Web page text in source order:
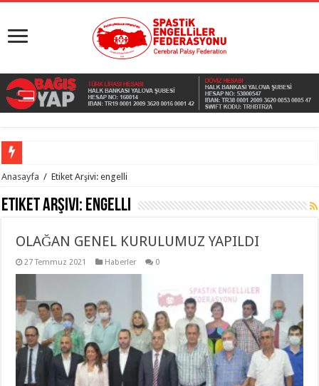
Anasayfa / Etiket Arşivi: engelli
Etiket Arşivi: engelli
OLAĞAN GENEL KURULUMUZ YAPILDI
27 Temmuz 2021 Haberler 0